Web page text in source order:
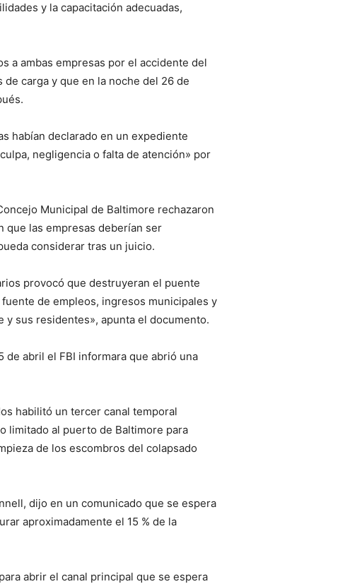
y la capacitación adecuadas,
a ambas empresas por el accidente del
carga y que en la noche del 26 de
habían declarado en un expediente
negligencia o falta de atención» por
Municipal de Baltimore rechazaron
que las empresas deberían ser
considerar tras un juicio.
provocó que destruyeran el puente
de empleos, ingresos municipales y
y sus residentes», apunta el documento.
de abril el FBI informara que abrió una
habilitó un tercer canal temporal
limitado al puerto de Baltimore para
de los escombros del colapsado
dijo en un comunicado que se espera
aproximadamente el 15 % de la
abrir el canal principal que se espera